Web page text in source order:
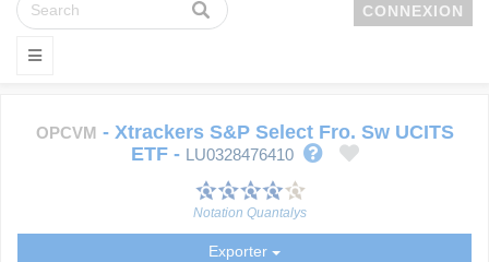
CONNEXION
OPCVM - Xtrackers S&P Select Fro. Sw UCITS
ETF- LU0328476410
Notation Quantalys
Exporter